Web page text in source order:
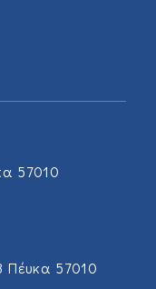
57010
Πέυκα 57010